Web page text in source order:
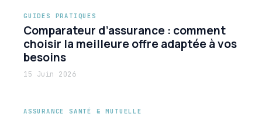
GUIDES PRATIQUES
Comparateur d’assurance : comment
choisir la meilleure offre adaptée à vos
besoins
15 Juin 2026
ASSURANCE SANTÉ & MUTUELLE